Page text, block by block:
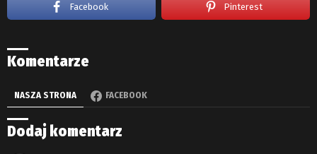
Facebook Pinterest
Komentarze
NASZA STRONA FACEBOOK
Dodaj komentarz